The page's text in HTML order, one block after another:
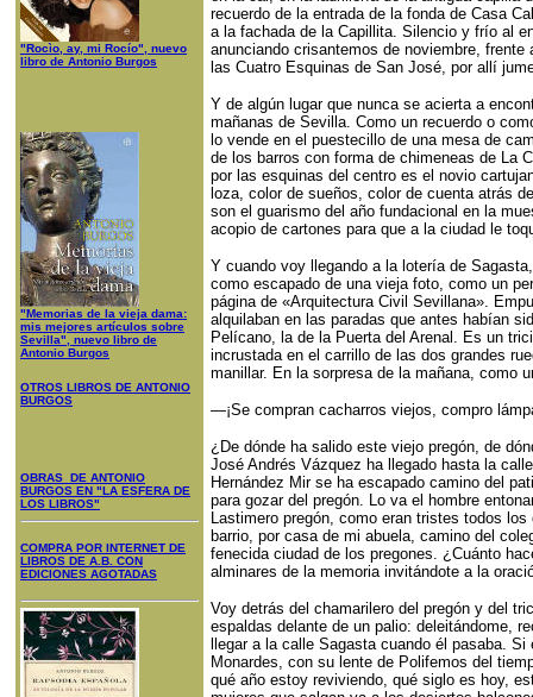
"Rocìo, ay, mi Rocío", nuevo
libro de Antonio Burgos
"Memorias de la vieja dama:
mis mejores artículos sobre
Sevilla", nuevo libro de
Antonio Burgos
OTROS LIBROS DE ANTONIO
BURGOS
OBRAS DE ANTONIO
BURGOS EN "LA ESFERA DE
LOS LIBROS"
COMPRA POR INTERNET DE
LIBROS DE A.B. CON
EDICIONES AGOTADAS
recuerdo de la entrada de la fonda de Casa
a la fachada de la Capillita. Silencio y frío al
anunciando crisantemos de noviembre,
las Cuatro Esquinas de San José, por allí
Y de algún lugar que nunca se acierta a
mañanas de Sevilla. Como un recuerdo o
lo vende en el puestecillo de una mesa de
de los barros con forma de chimeneas de La
por las esquinas del centro es el novio
loza, color de sueños, color de cuenta atrás
son el guarismo del año fundacional en la
acopio de cartones para que a la ciudad le
Y cuando voy llegando a la lotería de
como escapado de una vieja foto, como un
página de «Arquitectura Civil Sevillana».
alquilaban en las paradas que antes habían
Pelícano, la de la Puerta del Arenal. Es un
incrustada en el carrillo de las dos grandes
manillar. En la sorpresa de la mañana, como
—¡Se compran cacharros viejos, compro
¿De dónde ha salido este viejo pregón, de
José Andrés Vázquez ha llegado hasta la
Hernández Mir se ha escapado camino del
para gozar del pregón. Lo va el hombre
Lastimero pregón, como eran tristes todos
barrio, por casa de mi abuela, camino del
fenecida ciudad de los pregones. ¿Cuánto
alminares de la memoria invitándote a la
Voy detrás del chamarilero del pregón y del
espaldas delante de un palio: deleitándome,
llegar a la calle Sagasta cuando él pasaba.
Monardes, con su lente de Polifemos del
qué año estoy reviviendo, qué siglo es hoy,